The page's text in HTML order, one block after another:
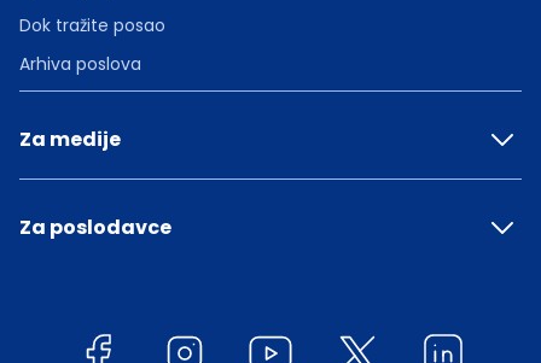
Dok tražite posao
Arhiva poslova
Za medije
Za poslodavce